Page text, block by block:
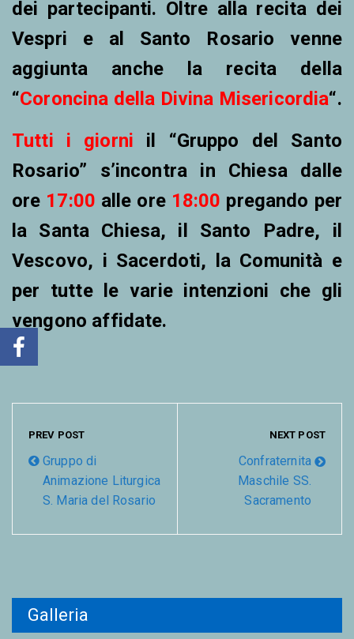
dei partecipanti. Oltre alla recita dei
Vespri e al Santo Rosario venne
aggiunta anche la recita della
“Coroncina della Divina Misericordia“.
Tutti i giorni il “Gruppo del Santo
Rosario” s’incontra in Chiesa dalle
ore 17:00 alle ore 18:00 pregando per
la Santa Chiesa, il Santo Padre, il
Vescovo, i Sacerdoti, la Comunità e
per tutte le varie intenzioni che gli
vengono affidate.
PREV POST
Gruppo di
Animazione Liturgica
S. Maria del Rosario
NEXT POST
Confraternita
Maschile SS.
Sacramento
Galleria